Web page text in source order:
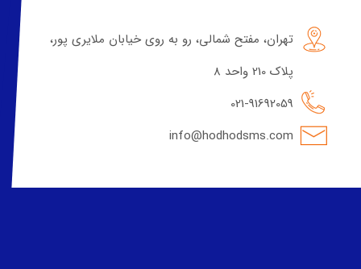
تهران، مفتح شمالی، رو به روی خیابان ملایری پور،
پلاک 210 واحد 8
021-91692059
info@hodhodsms.com